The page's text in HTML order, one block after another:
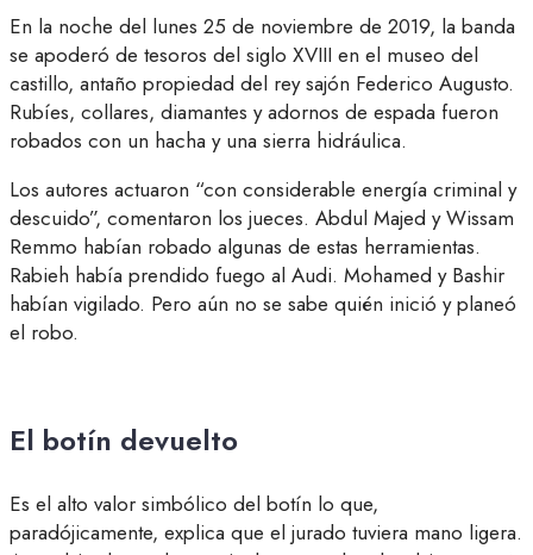
En la noche del lunes 25 de noviembre de 2019, la banda
se apoderó de tesoros del siglo XVIII en el museo del
castillo, antaño propiedad del rey sajón Federico Augusto.
Rubíes, collares, diamantes y adornos de espada fueron
robados con un hacha y una sierra hidráulica.
Los autores actuaron “con considerable energía criminal y
descuido”, comentaron los jueces. Abdul Majed y Wissam
Remmo habían robado algunas de estas herramientas.
Rabieh había prendido fuego al Audi. Mohamed y Bashir
habían vigilado. Pero aún no se sabe quién inició y planeó
el robo.
El botín devuelto
Es el alto valor simbólico del botín lo que,
paradójicamente, explica que el jurado tuviera mano ligera.